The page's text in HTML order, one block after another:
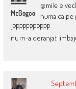
McGogoo
@mile e
numa ca
:PPPPPPPPPPP
nu m-a deranjat